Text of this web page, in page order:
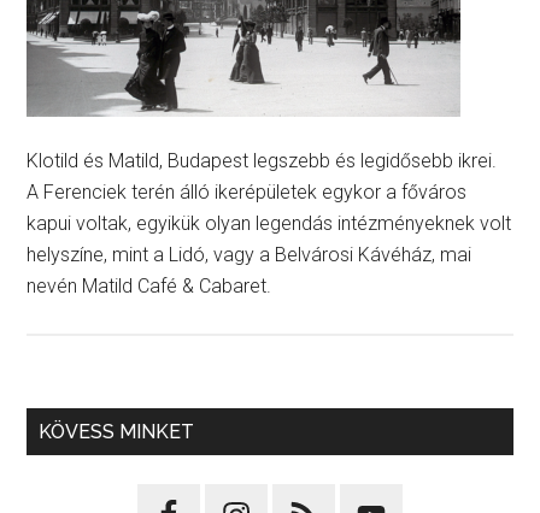
Klotild és Matild, Budapest legszebb és legidősebb ikrei.
A Ferenciek terén álló ikerépületek egykor a főváros
kapui voltak, egyikük olyan legendás intézményeknek volt
helyszíne, mint a Lidó, vagy a Belvárosi Kávéház, mai
nevén Matild Café & Cabaret.
KÖVESS MINKET